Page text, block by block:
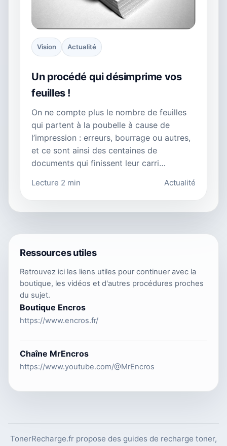
Vision Actualité
Un procédé qui désimprime vos
feuilles !
On ne compte plus le nombre de feuilles
qui partent à la poubelle à cause de
l’impression : erreurs, bourrage ou autres,
et ce sont ainsi des centaines de
documents qui finissent leur carri…
Lecture 2 min Actualité
Ressources utiles
Retrouvez ici les liens utiles pour continuer avec la
boutique, les vidéos et d'autres procédures proches
du sujet.
Boutique Encros
https://www.encros.fr/
Chaîne MrEncros
https://www.youtube.com/@MrEncros
TonerRecharge.fr propose des guides de recharge toner,